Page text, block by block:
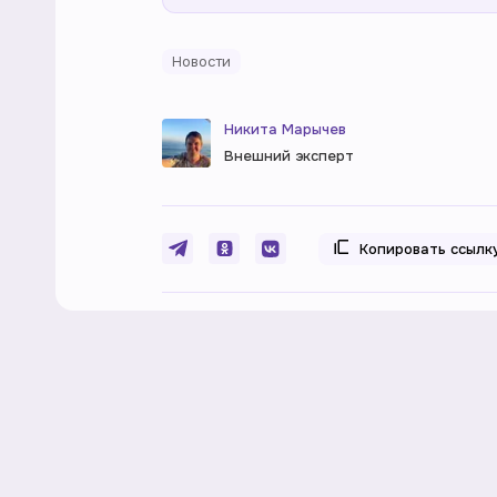
Новости
Никита Марычев
Внешний эксперт
Копировать